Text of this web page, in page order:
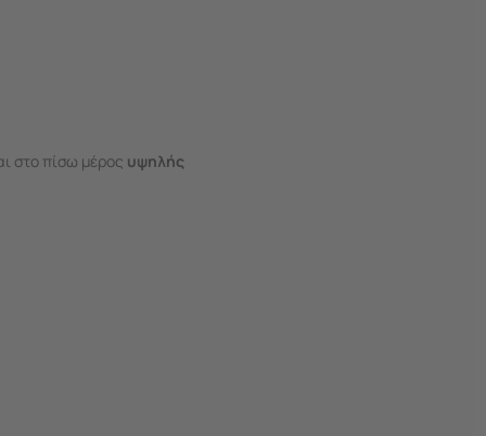
στο πίσω μέρος υψηλής